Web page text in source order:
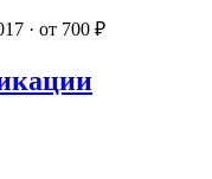
· от 700 ₽